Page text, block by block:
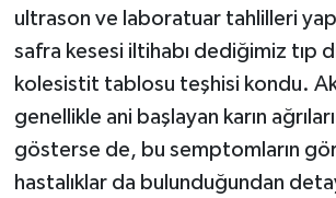
ultrason ve laboratuar tahlilleri
safra kesesi iltihabı dediğimiz tıp
kolesistit tablosu teşhisi kondu.
genellikle ani başlayan karın
gösterse de, bu semptomların
hastalıklar da bulunduğundan